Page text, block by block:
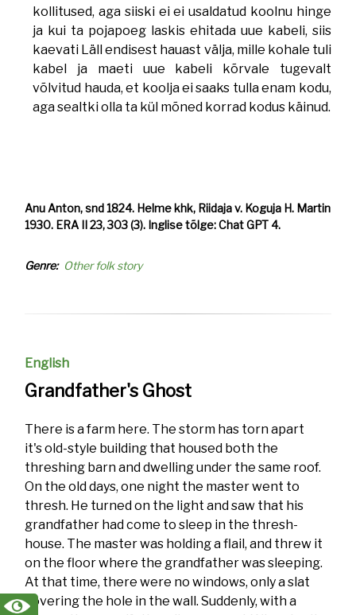
kollitused, aga siiski ei ei usaldatud koolnu hinge
ja kui ta pojapoeg laskis ehitada uue kabeli, siis
kaevati Läll endisest hauast välja, mille kohale tuli
kabel ja maeti uue kabeli kõrvale tugevalt
võlvitud hauda, et koolja ei saaks tulla enam kodu,
aga sealtki olla ta kül mõned korrad kodus käinud.
Anu Anton, snd 1824. Helme khk, Riidaja v. Koguja H. Martin
1930. ERA II 23, 303 (3). Inglise tõlge: Chat GPT 4.
Genre Other folk story
English
Grandfather's Ghost
There is a farm here. The storm has torn apart
it's old-style building that housed both the
threshing barn and dwelling under the same roof.
On the old days, one night the master went to
thresh. He turned on the light and saw that his
grandfather had come to sleep in the thresh-
house. The master was holding a flail, and threw it
on the floor where the grandfather was sleeping.
At that time, there were no windows, only a slat
covering the hole in the wall. Suddenly, with a